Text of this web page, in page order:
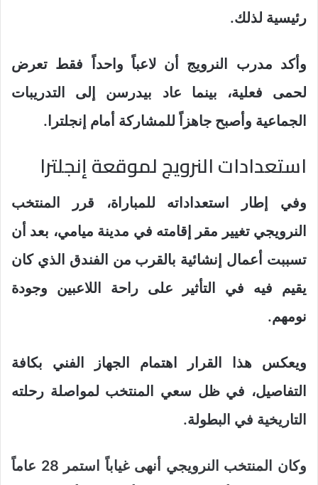
رئيسية لذلك.
وأكد مدرب النرويج أن لاعباً واحداً فقط تعرض
لحمى فعلية، بينما عاد بيدرسن إلى التدريبات
الجماعية وأصبح جاهزاً للمشاركة أمام إنجلترا.
استعدادات النرويج لموقعة إنجلترا
وفي إطار استعداداته للمباراة، قرر المنتخب
النرويجي تغيير مقر إقامته في مدينة ميامي، بعد أن
تسببت أعمال إنشائية بالقرب من الفندق الذي كان
يقيم فيه في التأثير على راحة اللاعبين وجودة
نومهم.
ويعكس هذا القرار اهتمام الجهاز الفني بكافة
التفاصيل، في ظل سعي المنتخب لمواصلة رحلته
التاريخية في البطولة.
وكان المنتخب النرويجي أنهى غياباً استمر 28 عاماً